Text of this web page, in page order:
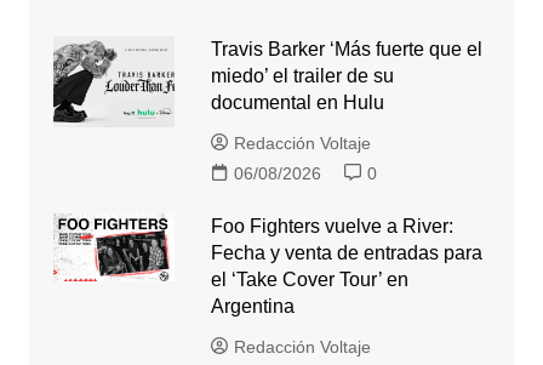
Travis Barker ‘Más fuerte que el
miedo’ el trailer de su
documental en Hulu
Redacción Voltaje
06/08/2026
0
Foo Fighters vuelve a River:
Fecha y venta de entradas para
el ‘Take Cover Tour’ en
Argentina
Redacción Voltaje